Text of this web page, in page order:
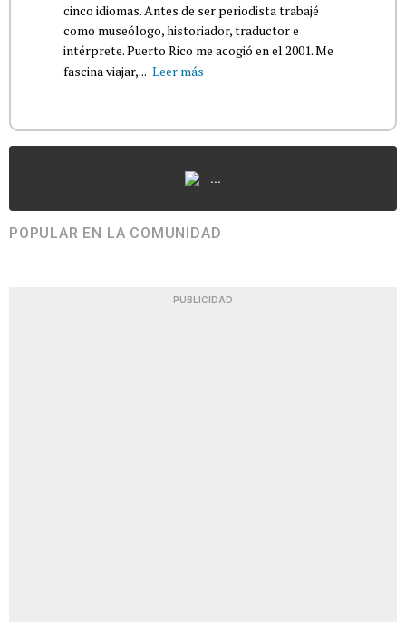
cinco idiomas. Antes de ser periodista trabajé
como museólogo, historiador, traductor e
intérprete. Puerto Rico me acogió en el 2001. Me
fascina viajar,... Leer más
...
POPULAR EN LA COMUNIDAD
PUBLICIDAD